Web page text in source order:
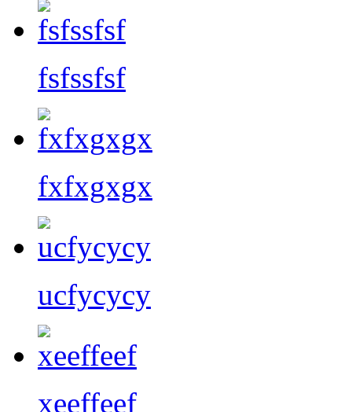
fsfssfsf
fxfxgxgx
ucfycycy
xeeffeef